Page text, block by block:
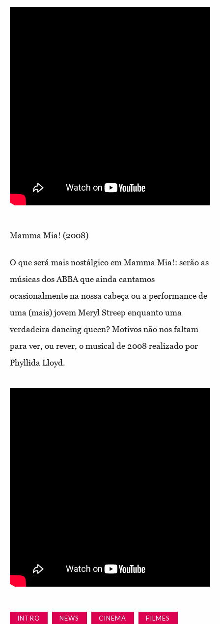
Mamma Mia! (2008)
O que será mais nostálgico em Mamma Mia!: serão as
músicas dos ABBA que ainda cantamos
ocasionalmente na nossa cabeça ou a performance de
uma (mais) jovem Meryl Streep enquanto uma
verdadeira dancing queen? Motivos não nos faltam
para ver, ou rever, o musical de 2008 realizado por
Phyllida Lloyd.
INTRO NEWS CINEMA FILMES